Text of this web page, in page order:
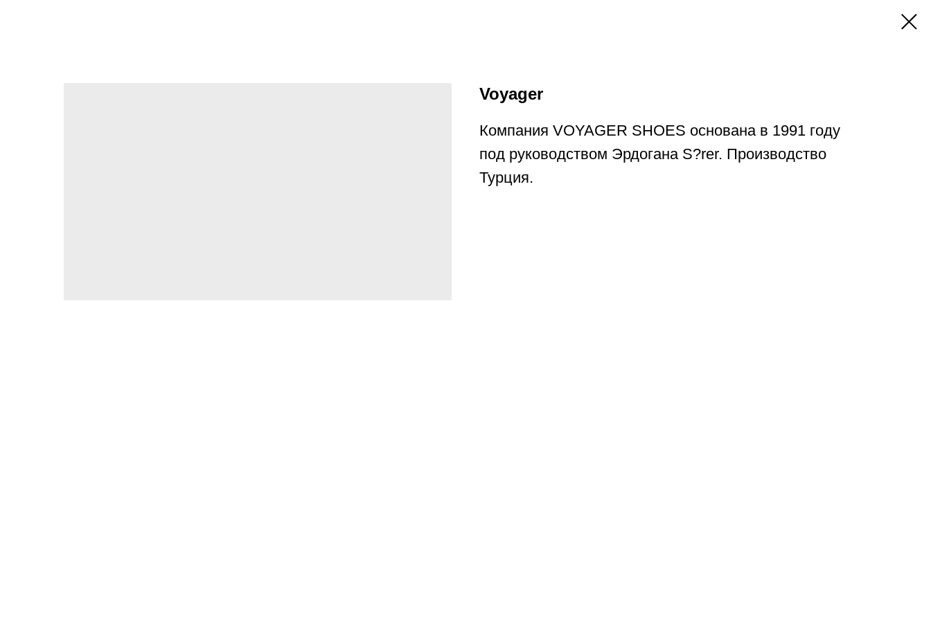
Voyager
Компания VOYAGER SHOES основана в 1991 году
под руководством Эрдогана S?rer. Производство
Турция.